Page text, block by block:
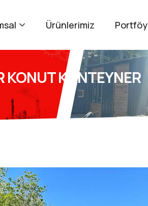
Ürünlerimiz Portföy
KONTEYNER